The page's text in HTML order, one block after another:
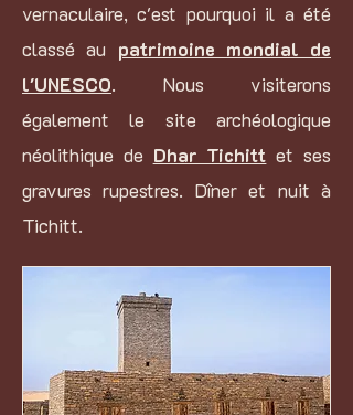
vernaculaire, c'est pourquoi il a été
classé au patrimoine mondial de
l'UNESCO. Nous visiterons
également le site archéologique
néolithique de Dhar Tichitt et ses
gravures rupestres. Dîner et nuit à
Tichitt.